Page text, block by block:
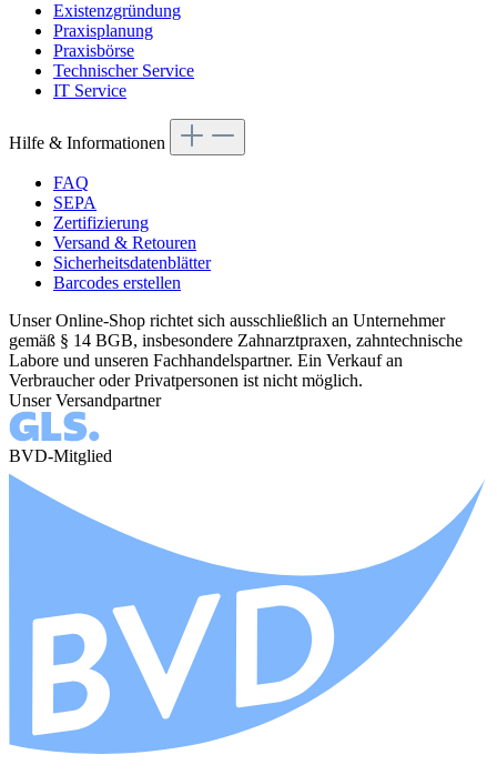
Existenzgründung
Praxisplanung
Praxisbörse
Technischer Service
IT Service
Hilfe & Informationen
FAQ
SEPA
Zertifizierung
Versand & Retouren
Sicherheitsdatenblätter
Barcodes erstellen
Unser Online-Shop richtet sich ausschließlich an Unternehmer
gemäß § 14 BGB, insbesondere Zahnarztpraxen, zahntechnische
Labore und unseren Fachhandelspartner. Ein Verkauf an
Verbraucher oder Privatpersonen ist nicht möglich.
Unser Versandpartner
BVD-Mitglied